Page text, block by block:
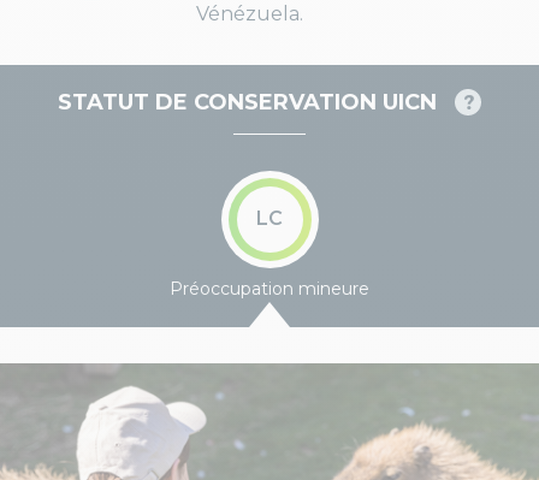
Vénézuela.
STATUT DE CONSERVATION UICN
LC
Préoccupation mineure